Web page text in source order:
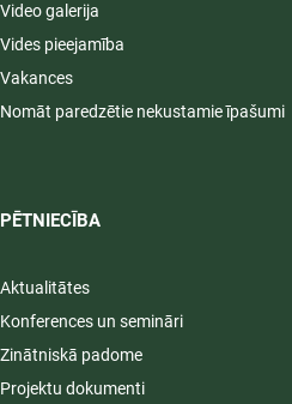
Video galerija
Vides pieejamība
Vakances
Nomāt paredzētie nekustamie īpašumi
PĒTNIECĪBA
Aktualitātes
Konferences un semināri
Zinātniskā padome
Projektu dokumenti